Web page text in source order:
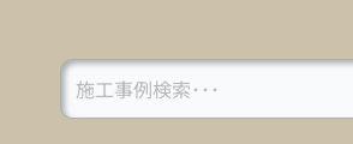
Search
for: